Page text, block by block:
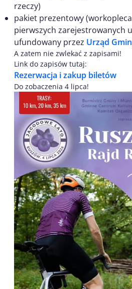
rzeczy)
pakiet prezentowy
pierwszych zarejestrowanych
ufundowany przez Urząd
A zatem nie zwlekać z zapisami!
Link do zapisów tutaj:
Rezerwacja i zakup biletów
Do zobaczenia 4 lipca!